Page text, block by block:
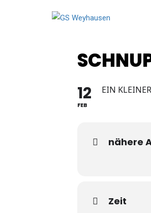
12
FEB
EIN
nähere
Zeit